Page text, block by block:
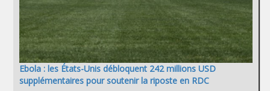
Ebola : les États-Unis débloquent 242 millions USD
supplémentaires pour soutenir la riposte en RDC